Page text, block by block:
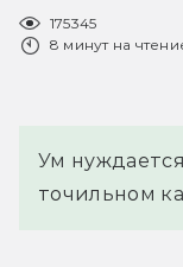
175345
8 минут на
Ум нуждается
точильном